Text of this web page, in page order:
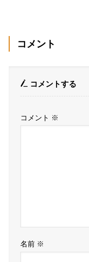
コメント
コメントする
コメント ※
名前 ※